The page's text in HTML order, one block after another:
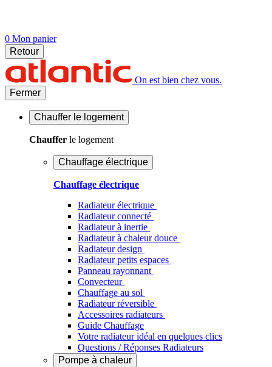
0 Mon panier
Retour
On est bien chez vous.
Fermer
Chauffer le logement
Chauffer le logement
Chauffage électrique
Chauffage électrique
Radiateur électrique
Radiateur connecté
Radiateur à inertie
Radiateur à chaleur douce
Radiateur design
Radiateur petits espaces
Panneau rayonnant
Convecteur
Chauffage au sol
Radiateur réversible
Accessoires radiateurs
Guide Chauffage
Votre radiateur idéal en quelques clics
Questions / Réponses Radiateurs
Pompe à chaleur